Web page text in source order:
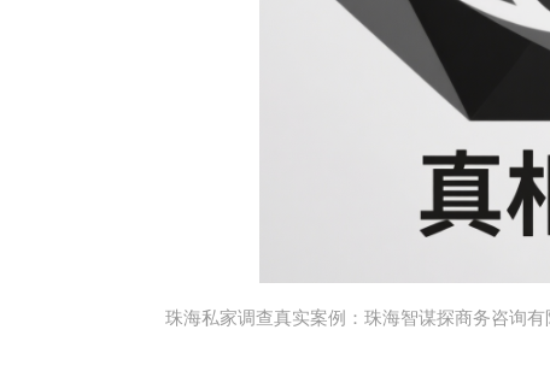
珠海私家调查真实案例：珠海智谋探商务咨询